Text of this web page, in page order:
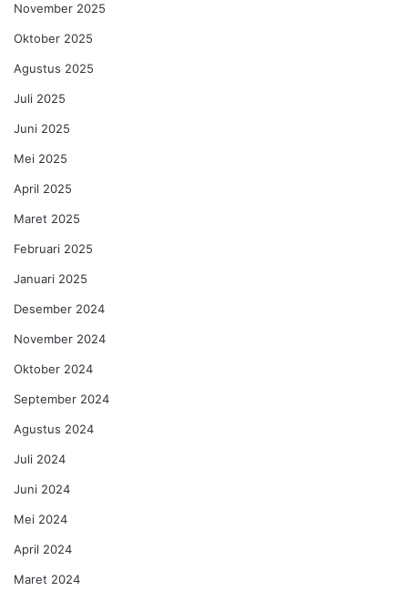
November 2025
Oktober 2025
Agustus 2025
Juli 2025
Juni 2025
Mei 2025
April 2025
Maret 2025
Februari 2025
Januari 2025
Desember 2024
November 2024
Oktober 2024
September 2024
Agustus 2024
Juli 2024
Juni 2024
Mei 2024
April 2024
Maret 2024